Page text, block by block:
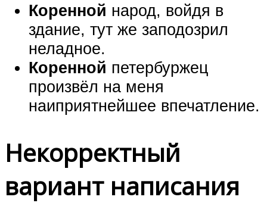
Коренной народ, войдя в
здание, тут же заподозрил
неладное.
Коренной петербуржец
произвёл на меня
наиприятнейшее впечатление.
Некорректный
вариант написания